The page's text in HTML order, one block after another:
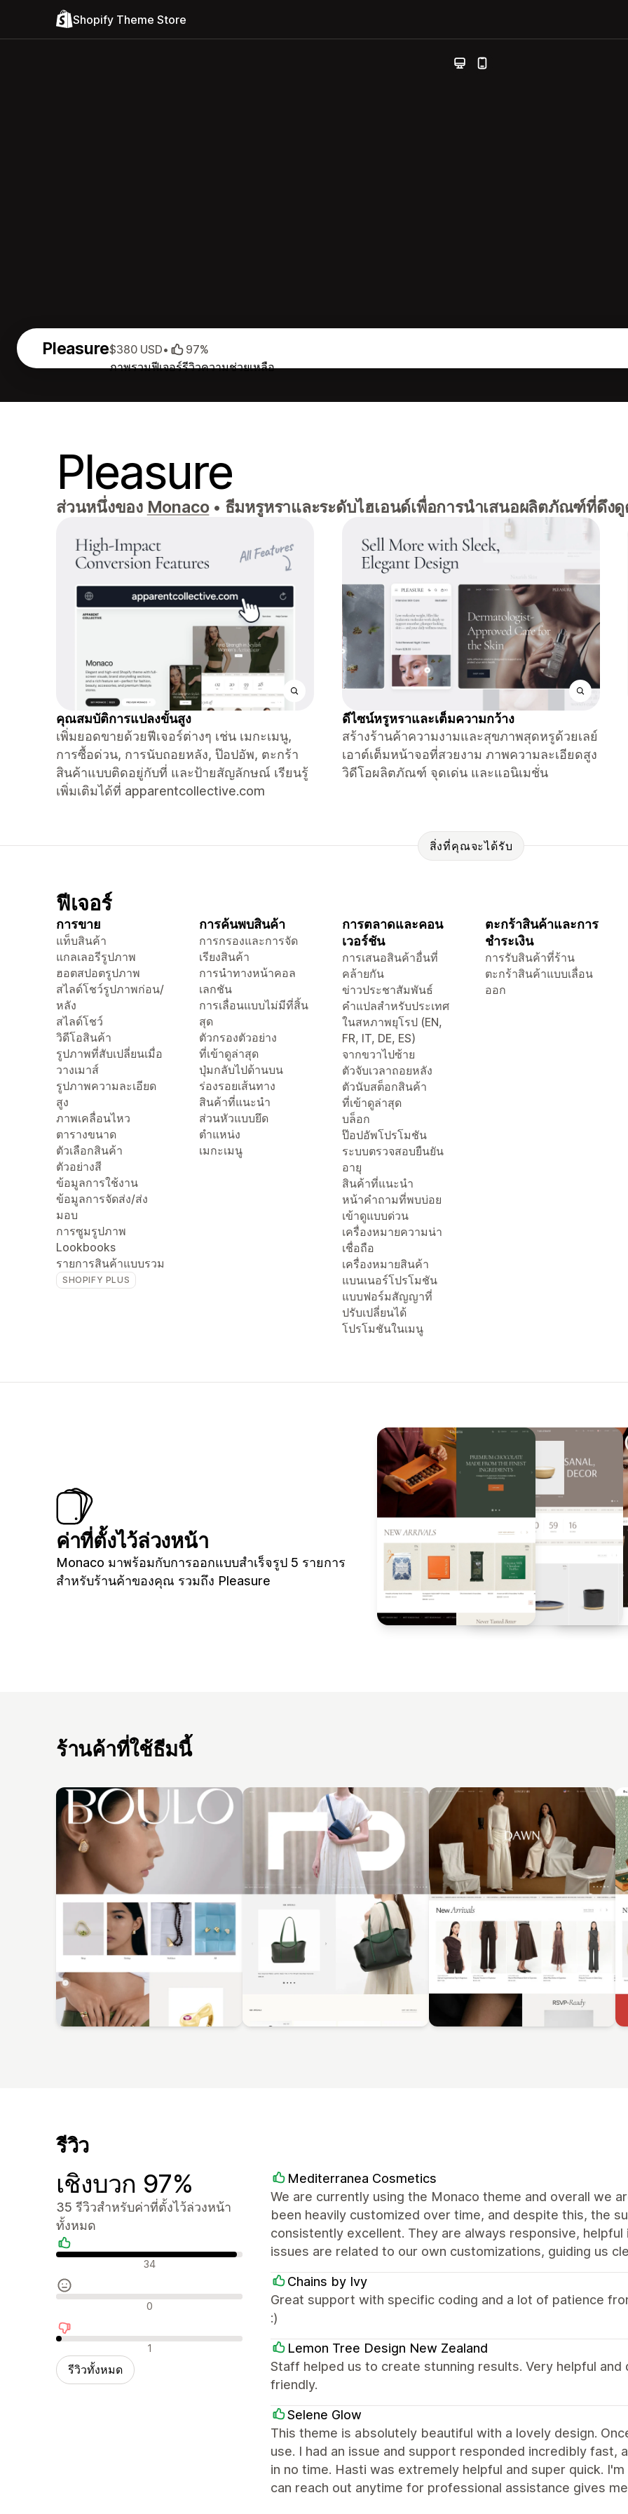
Shopify Theme Store
Pleasure
ภาพรวมฟีเจอร์รีวิวความช่วยเหลือ
$380 USD• 97%
Pleasure
ส่วนหนึ่งของ Monaco • ธีมหรูหราและระดับไฮเอนด์เพื่อการนำเสนอผลิตภัณฑ์ที่ดึง
คุณสมบัติการแปลงขั้นสูง
เพิ่มยอดขายด้วยฟีเจอร์ต่างๆ เช่น เมกะเมนู,
การซื้อด่วน, การนับถอยหลัง, ป๊อปอัพ, ตะกร้า
สินค้าแบบติดอยู่กับที่ และป้ายสัญลักษณ์ เรียนรู้
เพิ่มเติมได้ที่ apparentcollective.com
ดีไซน์หรูหราและเต็มความกว้าง
สร้างร้านค้าความงามและสุขภาพสุดหรูด้วยเลย์
เอาต์เต็มหน้าจอที่สวยงาม ภาพความละเอียดสูง
วิดีโอผลิตภัณฑ์ จุดเด่น และแอนิเมชั่น
สิ่งที่คุณจะได้รับ
ฟีเจอร์
การขาย
แท็บสินค้า
แกลเลอรีรูปภาพ
ฮอตสปอตรูปภาพ
สไลด์โชว์รูปภาพก่อน/
หลัง
สไลด์โชว์
วิดีโอสินค้า
รูปภาพที่สับเปลี่ยนเมื่อ
วางเมาส์
รูปภาพความละเอียด
สูง
ภาพเคลื่อนไหว
ตารางขนาด
ตัวเลือกสินค้า
ตัวอย่างสี
ข้อมูลการใช้งาน
ข้อมูลการจัดส่ง/ส่ง
มอบ
การซูมรูปภาพ
Lookbooks
รายการสินค้าแบบรวม
SHOPIFY PLUS
การค้นพบสินค้า
การกรองและการจัด
เรียงสินค้า
การนำทางหน้าคอล
เลกชัน
การเลื่อนแบบไม่มีที่สิ้น
สุด
ตัวกรองตัวอย่าง
ที่เข้าดูล่าสุด
ปุ่มกลับไปด้านบน
ร่องรอยเส้นทาง
สินค้าที่แนะนำ
ส่วนหัวแบบยึด
ตำแหน่ง
เมกะเมนู
การตลาดและคอน
เวอร์ชัน
การเสนอสินค้าอื่นที่
คล้ายกัน
ข่าวประชาสัมพันธ์
คำแปลสำหรับประเทศ
ในสหภาพยุโรป (EN,
FR, IT, DE, ES)
จากขวาไปซ้าย
ตัวจับเวลาถอยหลัง
ตัวนับสต็อกสินค้า
ที่เข้าดูล่าสุด
บล็อก
ป๊อปอัพโปรโมชัน
ระบบตรวจสอบยืนยัน
อายุ
สินค้าที่แนะนำ
หน้าคำถามที่พบบ่อย
เข้าดูแบบด่วน
เครื่องหมายความน่า
เชื่อถือ
เครื่องหมายสินค้า
แบนเนอร์โปรโมชัน
แบบฟอร์มสัญญาที่
ปรับเปลี่ยนได้
โปรโมชันในเมนู
ตะกร้าสินค้าและการ
ชำระเงิน
การรับสินค้าที่ร้าน
ตะกร้าสินค้าแบบเลื่อน
ออก
ค่าที่ตั้งไว้ล่วงหน้า
Monaco มาพร้อมกับการออกแบบสำเร็จรูป 5 รายการ
สำหรับร้านค้าของคุณ รวมถึง Pleasure
ร้านค้าที่ใช้ธีมนี้
รีวิว
เชิงบวก 97%
35 รีวิวสำหรับค่าที่ตั้งไว้ล่วงหน้า
ทั้งหมด
รีวิวเชิงบวก 34
รีวิวที่เป็นกลาง 0
รีวิวเชิงลบ 1
รีวิวทั้งหมด
Mediterranea Cosmetics
We are currently using the Monaco theme and overall we
been heavily customized over time, and despite this, the
consistently excellent. They are always responsive,
issues are related to our own customizations, guiding us
Chains by Ivy
Great support with specific coding and a lot of patience
:)
Lemon Tree Design New Zealand
Staff helped us to create stunning results. Very helpful
friendly.
Selene Glow
This theme is absolutely beautiful with a lovely design.
use. I had an issue and support responded incredibly fast,
in no time. Hasti was extremely helpful and super quick.
can reach out anytime for professional assistance gives